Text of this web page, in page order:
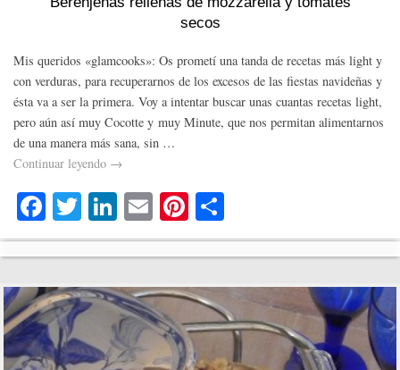
secos
Mis queridos «glamcooks»: Os prometí una tanda de recetas más light y
con verduras, para recuperarnos de los excesos de las fiestas navideñas y
ésta va a ser la primera. Voy a intentar buscar unas cuantas recetas light,
pero aún así muy Cocotte y muy Minute, que nos permitan alimentarnos
de una manera más sana, sin …
Continuar leyendo →
Fa
ce
bo
ok
T
wi
tte
r
Li
nk
ed
In
E
m
ail
Pi
nt
er
es
t
o
m
pa
rti
r